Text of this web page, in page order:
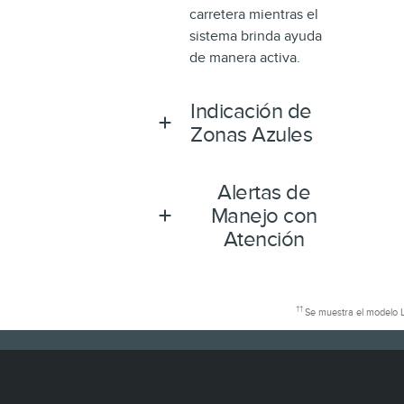
carretera mientras el
sistema brinda ayuda
de manera activa.
Indicación de
Zonas Azules
Alertas de
Manejo con
Atención
†† Se muestra el modelo